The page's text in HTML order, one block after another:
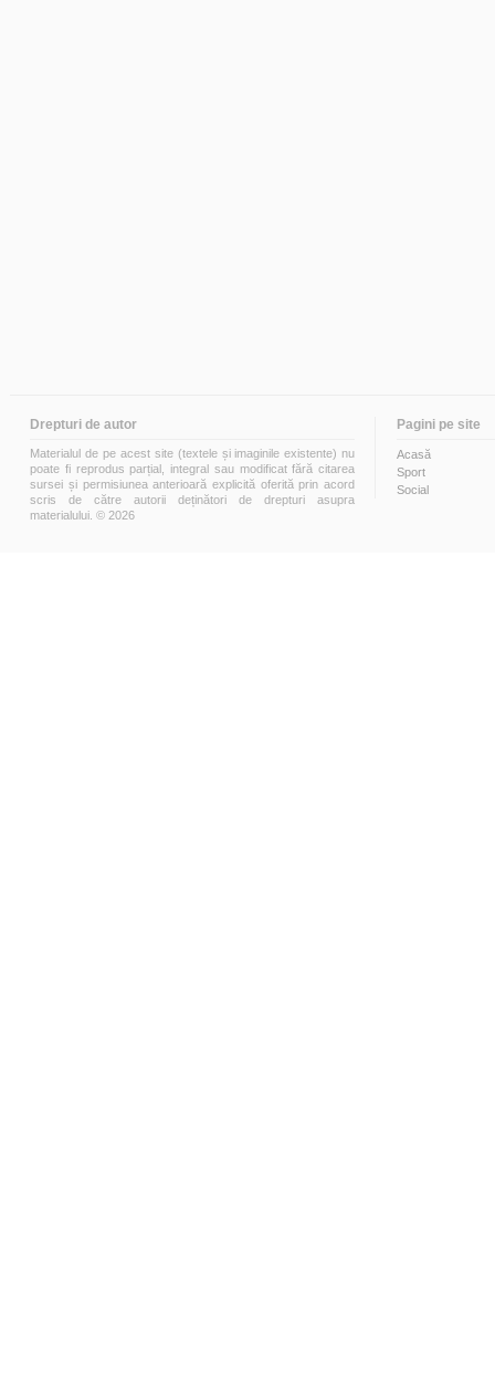
Drepturi de autor
Materialul de pe acest site (textele și imaginile existente) nu
poate fi reprodus parțial, integral sau modificat fără citarea
sursei și permisiunea anterioară explicită oferită prin acord
scris de către autorii deținători de drepturi asupra
materialului. © 2026
Pagini pe site
Acasă
Sport
Social